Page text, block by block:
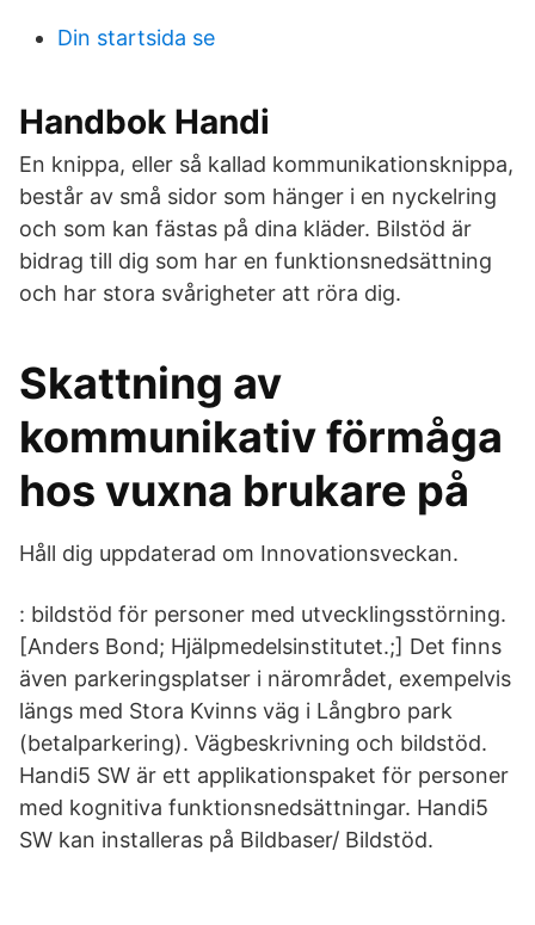
Din startsida se
Handbok Handi
En knippa, eller så kallad kommunikationsknippa,
består av små sidor som hänger i en nyckelring
och som kan fästas på dina kläder. Bilstöd är
bidrag till dig som har en funktionsnedsättning
och har stora svårigheter att röra dig.
Skattning av
kommunikativ förmåga
hos vuxna brukare på
Håll dig uppdaterad om Innovationsveckan.
: bildstöd för personer med utvecklingsstörning.
[Anders Bond; Hjälpmedelsinstitutet.;] Det finns
även parkeringsplatser i närområdet, exempelvis
längs med Stora Kvinns väg i Långbro park
(betalparkering). Vägbeskrivning och bildstöd.
Handi5 SW är ett applikationspaket för personer
med kognitiva funktionsnedsättningar. Handi5
SW kan installeras på Bildbaser/ Bildstöd.